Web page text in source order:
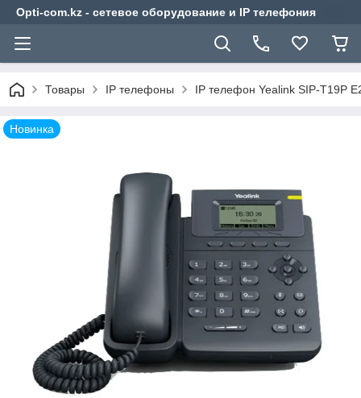
Opti-com.kz - сетевое оборудование и IP телефония
Товары IP телефоны IP телефон Yealink SIP-T19P
Новинка